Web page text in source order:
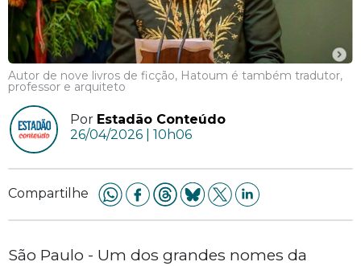
Autor de nove livros de ficção, Hatoum é também tradutor,
professor e arquiteto
Por Estadão Conteúdo
26/04/2026 | 10h06
Compartilhe
São Paulo - Um dos grandes nomes da